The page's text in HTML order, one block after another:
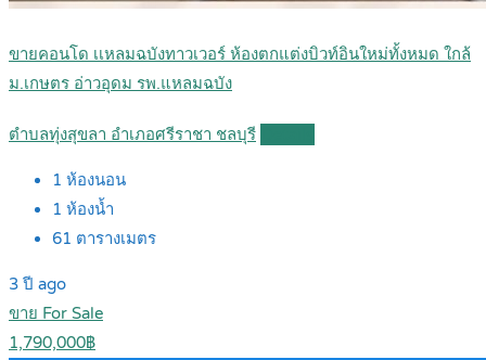
ขายคอนโด เเหลมฉบังทาวเวอร์ ห้องตกแต่งบิวท์อินใหม่ทั้งหมด ใกล้
ม.เกษตร อ่าวอุดม รพ.แหลมฉบัง
ตำบลทุ่งสุขลา อำเภอศรีราชา ชลบุรี
1 ห้องนอน
1 ห้องน้ำ
61 ตารางเมตร
3 ปี ago
ขาย For Sale
1,790,000฿